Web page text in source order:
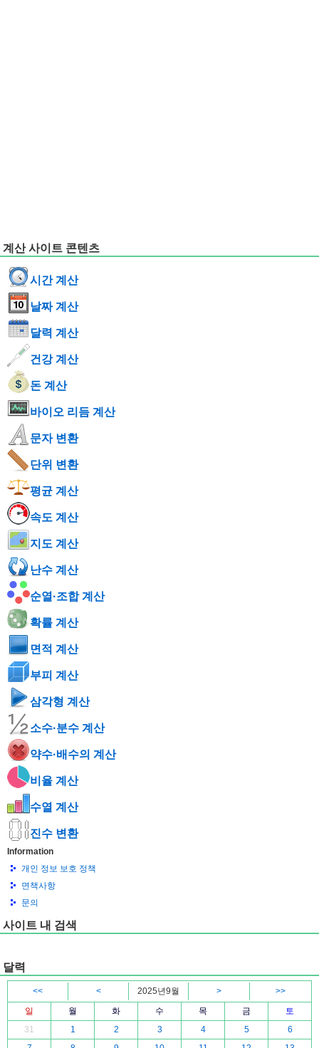
계산 사이트 콘텐츠
시간 계산
날짜 계산
달력 계산
건강 계산
돈 계산
바이오 리듬 계산
문자 변환
단위 변환
평균 계산
속도 계산
지도 계산
난수 계산
순열·조합 계산
확률 계산
면적 계산
부피 계산
삼각형 계산
소수·분수 계산
약수·배수의 계산
비율 계산
수열 계산
진수 변환
Information
개인 정보 보호 정책
면책사항
문의
사이트 내 검색
달력
<< < 2025년9월 >
>>
일
월 화 수 목 금
토
31
1 2 3 4 5
6